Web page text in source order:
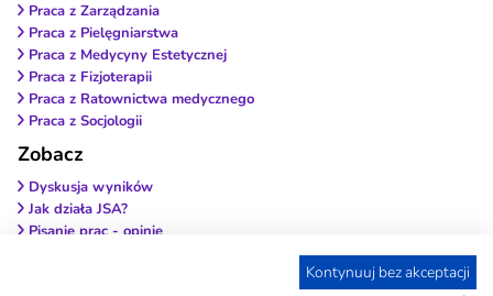
Praca z Zarządzania
Praca z Pielęgniarstwa
Praca z Medycyny Estetycznej
Praca z Fizjoterapii
Praca z Ratownictwa medycznego
Praca z Socjologii
Zobacz
Dyskusja wyników
Jak działa JSA?
Pisanie prac - opinie
Kontynuuj bez akceptacji